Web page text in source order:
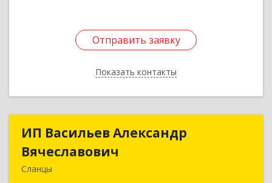
Отправить заявку
Показать контакты
Отправить заявку
Назад
ИП Васильев Александр
Вячеславович
Сланцы
ИП Васильев Александр